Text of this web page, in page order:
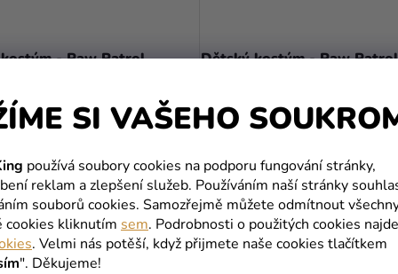
SI VAŠEHO
používá soubory cookies na podporu fungování stránky,
reklam a zlepšení služeb. Používáním naší stránky
souborů cookies. Samozřejmě můžete odmítnout
kliknutím sem. Podrobnosti o použitých cookies
. Velmi nás potěší, když přijmete naše cookies tlačítkem
". Děkujeme!
- Paw Patrol
DETAIL
Dětský kostým - Paw
519 Kč
599 Kč
DETAIL